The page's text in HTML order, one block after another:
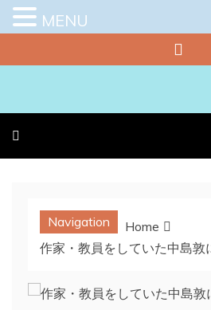
to
Navigation
Home
作家・教員をしていた中島敦
MENU